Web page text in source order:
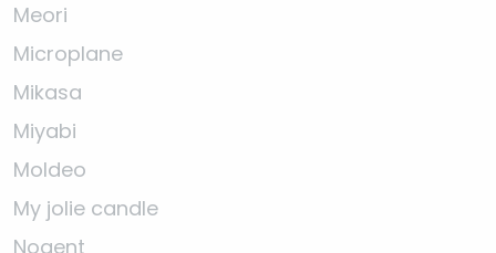
Meori
Microplane
Mikasa
Miyabi
Moldeo
My jolie candle
Nogent